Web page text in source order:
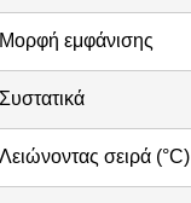
Μορφή εμφάνισης
Συστατικά
Λειώνοντας σειρά (°C)